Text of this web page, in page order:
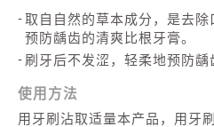
取自自然的草本成分，是去除
预防龋齿的清爽比根牙膏。
刷牙后不发涩，轻柔地预防龋
使用方法
用牙刷沾取适量本产品，用牙